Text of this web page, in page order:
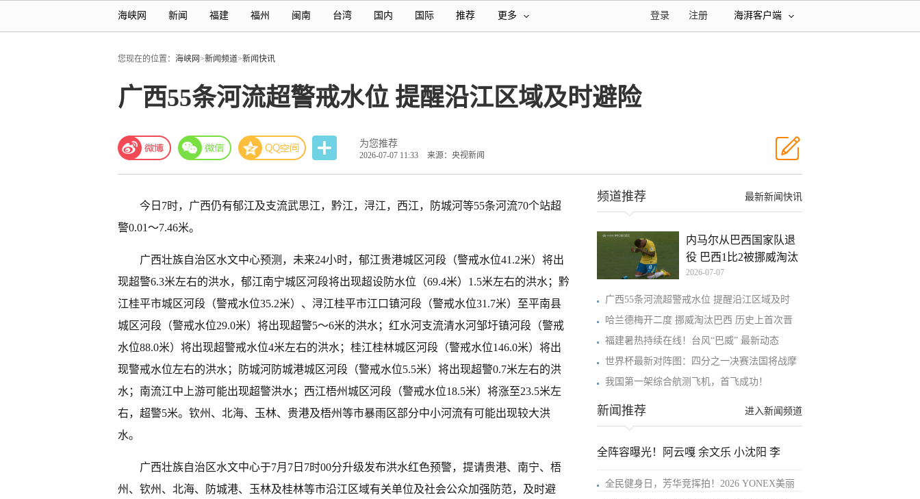
海峡网 新闻 福建 福州 闽南 台湾 国内 国际 推荐 更多 海湃客户端
注册
登录
您现在的位置： 海峡网>新闻频道>新闻快讯
广西55条河流超警戒水位 提醒沿江区域及时避险
为您推荐
2026-07-07 11:33 来源：央视新闻
今日7时，广西仍有郁江及支流武思江，黔江，浔江，西江，防城河等55条河流70个站超
警0.01～7.46米。
广西壮族自治区水文中心预测，未来24小时，郁江贵港城区河段（警戒水位41.2米）将出
现超警6.3米左右的洪水，郁江南宁城区河段将出现超设防水位（69.4米）1.5米左右的洪水；黔
江桂平市城区河段（警戒水位35.2米）、浔江桂平市江口镇河段（警戒水位31.7米）至平南县
城区河段（警戒水位29.0米）将出现超警5～6米的洪水；红水河支流清水河邹圩镇河段（警戒
水位88.0米）将出现超警戒水位4米左右的洪水；桂江桂林城区河段（警戒水位146.0米）将出
现警戒水位左右的洪水；防城河防城港城区河段（警戒水位5.5米）将出现超警0.7米左右的洪
水；南流江中上游可能出现超警洪水；西江梧州城区河段（警戒水位18.5米）将涨至23.5米左
右，超警5米。钦州、北海、玉林、贵港及梧州等市暴雨区部分中小河流有可能出现较大洪
水。
广西壮族自治区水文中心于7月7日7时00分升级发布洪水红色预警，提请贵港、南宁、梧
州、钦州、北海、防城港、玉林及桂林等市沿江区域有关单位及社会公众加强防范，及时避
最新新闻快讯
频道推荐
内马尔从巴西国家队退
役 巴西1比2被挪威淘汰
2026-07-07
广西55条河流超警戒水位 提醒沿江区域及时
哈兰德梅开二度 挪威淘汰巴西 历史上首次晋
福建暑热持续在线！台风“巴威” 最新动态
世界杯最新对阵图：四分之一决赛法国将战摩
我国第一架综合航测飞机，首飞成功！
进入新闻频道
新闻推荐
全阵容曝光！阿云嘎 余文乐 小沈阳 李
全民健身日，芳华竞挥拍！2026 YONEX美丽